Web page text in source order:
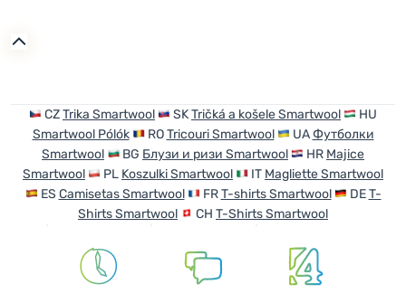
CZTrika Smartwool SKTričká a košele Smartwool
HU
Smartwool Pólók
ROTricouri Smartwool UAФутболки
Smartwool
BG Блузи и ризи Smartwool HR Majice
Smartwool
PL Koszulki Smartwool IT Magliette Smartwool
ES Camisetas Smartwool FRT-shirts Smartwool DET-
Shirts Smartwool
CH T-Shirts Smartwool